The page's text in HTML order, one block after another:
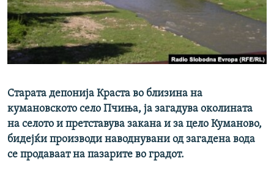
РСЕ веб страници
Старата депонија Краста во близина на
кумановското село Пчиња, ја загадува околината
на селото и претставува закана и за цело Куманово,
бидејќи производи наводнувани од загадена вода
се продаваат на пазарите во градот.